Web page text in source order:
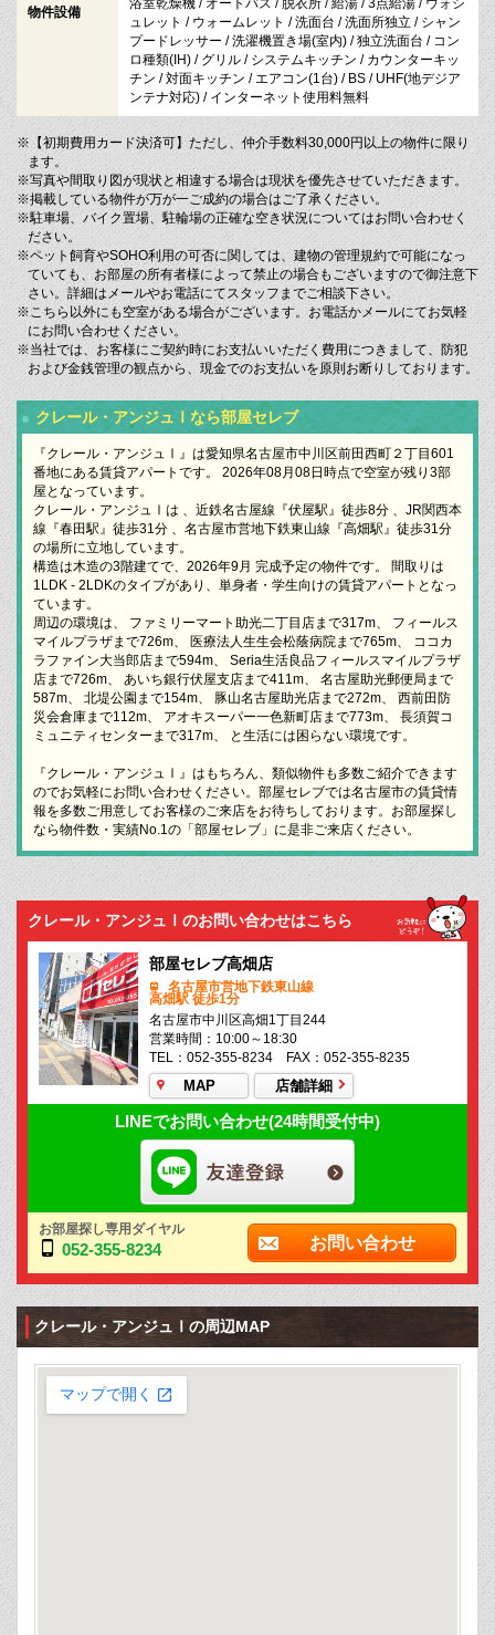
物件設備
ュレット / ウォームレット / 洗面台 / 洗面所独立 / シャン
プードレッサー / 洗濯機置き場(室内) / 独立洗面台 / コン
ロ種類(IH) / グリル / システムキッチン / カウンターキッ
チン / 対面キッチン / エアコン(1台) / BS / UHF(地デジア
ンテナ対応) / インターネット使用料無料
※【初期費用カード決済可】ただし、仲介手数料30,000円以上の物件に限り
ます。
※写真や間取り図が現状と相違する場合は現状を優先させていただきます。
※掲載している物件が万が一ご成約の場合はご了承ください。
※駐車場、バイク置場、駐輪場の正確な空き状況についてはお問い合わせく
ださい。
※ペット飼育やSOHO利用の可否に関しては、建物の管理規約で可能になっ
ていても、お部屋の所有者様によって禁止の場合もございますので御注意下
さい。詳細はメールやお電話にてスタッフまでご相談下さい。
※こちら以外にも空室がある場合がございます。お電話かメールにてお気軽
にお問い合わせください。
※当社では、お客様にご契約時にお支払いいただく費用につきまして、防犯
および金銭管理の観点から、現金でのお支払いを原則お断りしております。
クレール・アンジュⅠなら部屋セレブ
『クレール・アンジュⅠ』は愛知県名古屋市中川区前田西町２丁目601
番地にある賃貸アパートです。 2026年08月08日時点で空室が残り3部
屋となっています。
クレール・アンジュⅠは 、近鉄名古屋線『伏屋駅』徒歩8分 、JR関西本
線『春田駅』徒歩31分 、名古屋市営地下鉄東山線『高畑駅』徒歩31分
の場所に立地しています。
構造は木造の3階建てで、2026年9月 完成予定の物件です。 間取りは
1LDK - 2LDKのタイプがあり、単身者・学生向けの賃貸アパートとなっ
ています。
周辺の環境は、 ファミリーマート助光二丁目店まで317m、 フィールス
マイルプラザまで726m、 医療法人生生会松蔭病院まで765m、 ココカ
ラファイン大当郎店まで594m、 Seria生活良品フィールスマイルプラザ
店まで726m、 あいち銀行伏屋支店まで411m、 名古屋助光郵便局まで
587m、 北堤公園まで154m、 豚山名古屋助光店まで272m、 西前田防
災会倉庫まで112m、 アオキスーパー一色新町店まで773m、 長須賀コ
ミュニティセンターまで317m、 と生活には困らない環境です。
『クレール・アンジュⅠ』はもちろん、類似物件も多数ご紹介できます
のでお気軽にお問い合わせください。部屋セレブでは名古屋市の賃貸情
報を多数ご用意してお客様のご来店をお待ちしております。お部屋探し
なら物件数・実績No.1の「部屋セレブ」に是非ご来店ください。
クレール・アンジュⅠのお問い合わせはこちら
部屋セレブ高畑店
名古屋市営地下鉄東山線
高畑駅 徒歩1分
名古屋市中川区高畑1丁目244
営業時間：10:00～18:30
TEL：052-355-8234 FAX：052-355-8235
MAP 店舗詳細
LINEでお問い合わせ(24時間受付中)
お部屋探し専用ダイヤル
052-355-8234 お問い合わせ
クレール・アンジュⅠの周辺MAP